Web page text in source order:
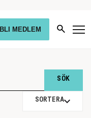
BLI MEDLEM
SORTERA